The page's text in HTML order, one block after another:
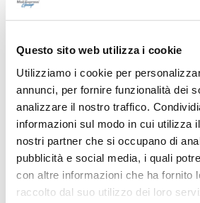
Questo sito web utilizza i cookie
Utilizziamo i cookie per
annunci, per fornire funzionalità dei
analizzare il nostro traffico.
informazioni sul modo in cui utilizza
nostri partner che si occupano di
pubblicità e social media, i quali
con altre informazioni che ha fornito
raccolto dal suo utilizzo dei loro
Da Ancona verso Gaza
"Riportiamo al centro la
22/03/2026